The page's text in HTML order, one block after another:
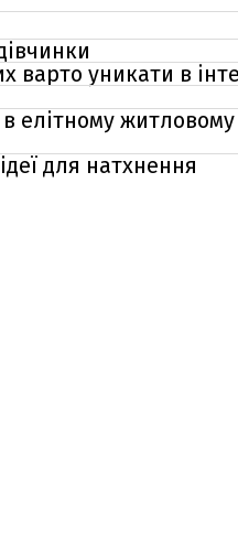
варто уникати в
елітному житловому
для натхнення